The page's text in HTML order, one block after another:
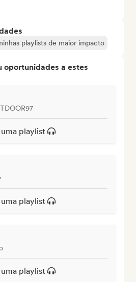
playlists de maior impacto
oportunidades a estes
playlist
playlist
playlist